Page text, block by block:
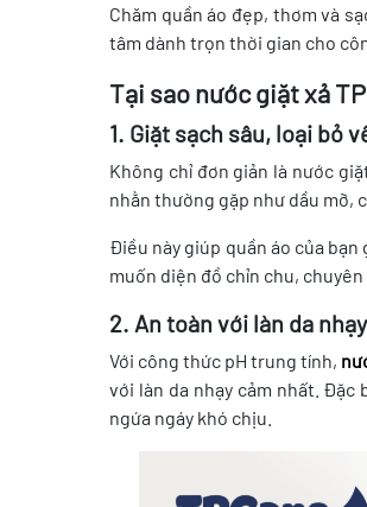
Chăm quần áo đẹp, thơm và
tâm dành trọn thời gian cho
Tại sao nước giặt xả
1. Giặt sạch sâu, loại bỏ
Không chỉ đơn giản là nước
nhằn thường gặp như dầu mỡ,
Điều này giúp quần áo của
muốn diện đồ chỉn chu, chuyên
2. An toàn với làn da
Với công thức pH trung tính,
với làn da nhạy cảm nhất. Đặc
ngứa ngáy khó chịu.